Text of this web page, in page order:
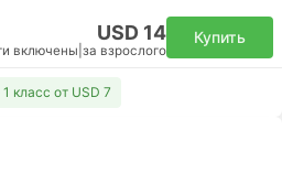
USD 14
включены за взрослого
Купить
класс от USD 7